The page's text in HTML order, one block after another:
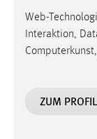
Web-
Interaktion,
ZUM PROFIL
Zweck:
Das
Cookie
Chat